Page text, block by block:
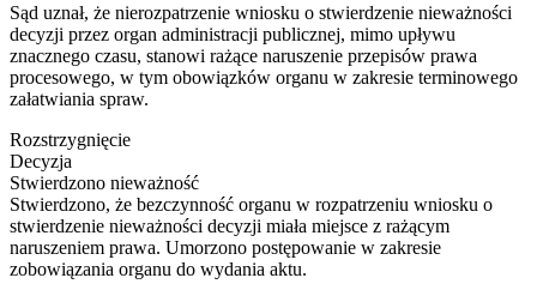
Sąd uznał, że nierozpatrzenie wniosku o stwierdzenie nieważności
decyzji przez organ administracji publicznej, mimo upływu
znacznego czasu, stanowi rażące naruszenie przepisów prawa
procesowego, w tym obowiązków organu w zakresie terminowego
załatwiania spraw.
Rozstrzygnięcie
Decyzja
Stwierdzono nieważność
Stwierdzono, że bezczynność organu w rozpatrzeniu wniosku o
stwierdzenie nieważności decyzji miała miejsce z rażącym
naruszeniem prawa. Umorzono postępowanie w zakresie
zobowiązania organu do wydania aktu.